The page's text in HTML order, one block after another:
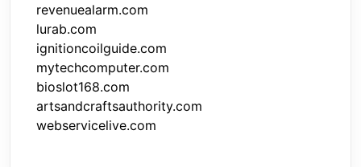
revenuealarm.com
lurab.com
ignitioncoilguide.com
mytechcomputer.com
bioslot168.com
artsandcraftsauthority.com
webservicelive.com